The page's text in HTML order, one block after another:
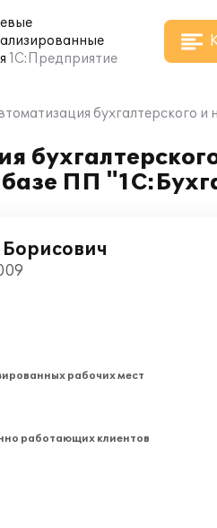
1С:Предприятие
бухгалтерского
ПП
рабочих мест
работающих клиентов